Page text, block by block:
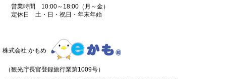
営業時間 10:00～18:00（月～金）
定休日 土・日・祝日・年末年始
株式会社 かもめ
（観光庁長官登録旅行業第1009号）